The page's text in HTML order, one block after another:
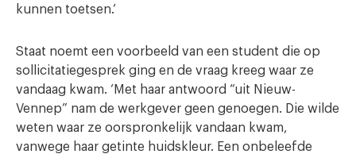
kunnen toetsen.’
Staat noemt een voorbeeld van een student die op
sollicitatiegesprek ging en de vraag kreeg waar ze
vandaag kwam. ‘Met haar antwoord “uit Nieuw-
Vennep” nam de werkgever geen genoegen. Die wilde
weten waar ze oorspronkelijk vandaan kwam,
vanwege haar getinte huidskleur. Een onbeleefde